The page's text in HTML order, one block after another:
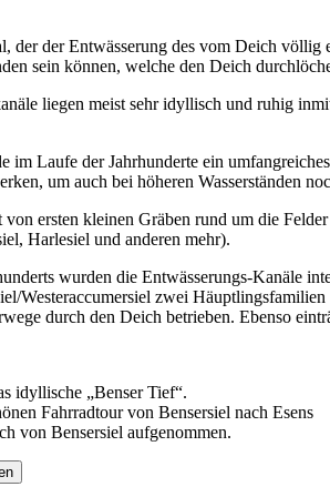
der der Entwässerung des vom Deich völlig
sein können, welche den Deich
liegen meist sehr idyllisch und ruhig
im Laufe der Jahrhunderte ein
um auch bei höheren Wasserständen
ersten kleinen Gräben rund um die
Harlesiel und anderen mehr).
wurden die Entwässerungs-Kanäle
Westeraccumersiel zwei
durch den Deich betrieben. Ebenso
idyllische „Benser Tief“.
Fahrradtour von Bensersiel nach Esens
von Bensersiel aufgenommen.